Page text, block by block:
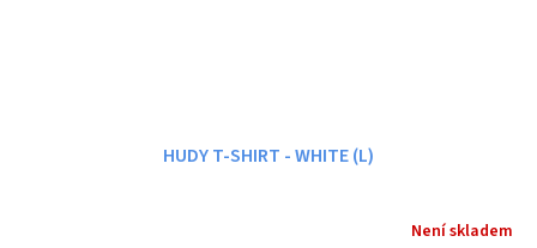
HUDY T-SHIRT - WHITE (L)
Není skladem